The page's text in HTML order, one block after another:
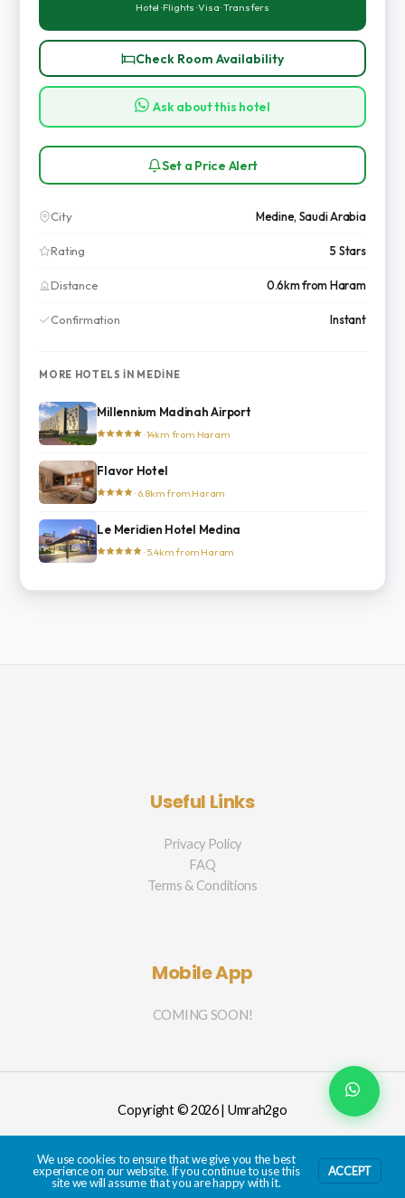
Hotel · Flights · Visa · Transfers
Check Room Availability
Ask about this hotel
Set a Price Alert
City Medine, Saudi Arabia
Rating 5 Stars
Distance 0.6km from Haram
Confirmation Instant
MORE HOTELS IN MEDINE
Millennium Madinah Airport
· 14km from Haram
Flavor Hotel
· 6.8km from Haram
Le Meridien Hotel Medina
· 5.4km from Haram
Useful Links
Privacy Policy
FAQ
Terms & Conditions
Mobile App
COMING SOON!
Copyright © 2026 | Umrah2go
We use cookies to ensure that we give you the best
experience on our website. If you continue to use this
site we will assume that you are happy with it.
ACCEPT